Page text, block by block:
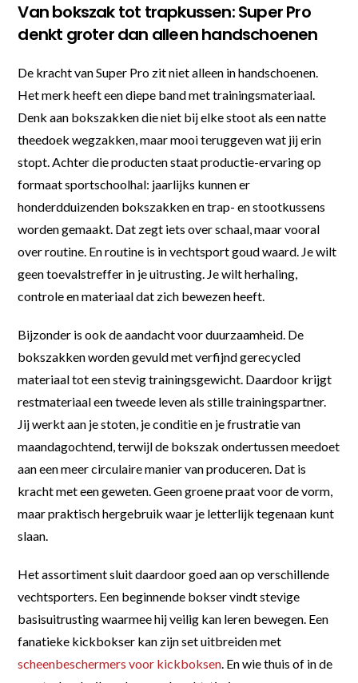
Van bokszak tot trapkussen: Super Pro
denkt groter dan alleen handschoenen
De kracht van Super Pro zit niet alleen in handschoenen.
Het merk heeft een diepe band met trainingsmateriaal.
Denk aan bokszakken die niet bij elke stoot als een natte
theedoek wegzakken, maar mooi teruggeven wat jij erin
stopt. Achter die producten staat productie-ervaring op
formaat sportschoolhal: jaarlijks kunnen er
honderdduizenden bokszakken en trap- en stootkussens
worden gemaakt. Dat zegt iets over schaal, maar vooral
over routine. En routine is in vechtsport goud waard. Je wilt
geen toevalstreffer in je uitrusting. Je wilt herhaling,
controle en materiaal dat zich bewezen heeft.
Bijzonder is ook de aandacht voor duurzaamheid. De
bokszakken worden gevuld met verfijnd gerecycled
materiaal tot een stevig trainingsgewicht. Daardoor krijgt
restmateriaal een tweede leven als stille trainingspartner.
Jij werkt aan je stoten, je conditie en je frustratie van
maandagochtend, terwijl de bokszak ondertussen meedoet
aan een meer circulaire manier van produceren. Dat is
kracht met een geweten. Geen groene praat voor de vorm,
maar praktisch hergebruik waar je letterlijk tegenaan kunt
slaan.
Het assortiment sluit daardoor goed aan op verschillende
vechtsporters. Een beginnende bokser vindt stevige
basisuitrusting waarmee hij veilig kan leren bewegen. Een
fanatieke kickbokser kan zijn set uitbreiden met
scheenbeschermers voor kickboksen. En wie thuis of in de